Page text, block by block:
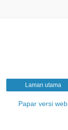
Laman utama
Papar versi web